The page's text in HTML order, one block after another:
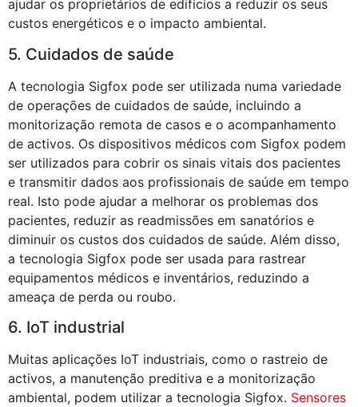
ajudar os proprietários de edifícios a reduzir os seus
custos energéticos e o impacto ambiental.
5. Cuidados de saúde
A tecnologia Sigfox pode ser utilizada numa variedade
de operações de cuidados de saúde, incluindo a
monitorização remota de casos e o acompanhamento
de activos. Os dispositivos médicos com Sigfox podem
ser utilizados para cobrir os sinais vitais dos pacientes
e transmitir dados aos profissionais de saúde em tempo
real. Isto pode ajudar a melhorar os problemas dos
pacientes, reduzir as readmissões em sanatórios e
diminuir os custos dos cuidados de saúde. Além disso,
a tecnologia Sigfox pode ser usada para rastrear
equipamentos médicos e inventários, reduzindo a
ameaça de perda ou roubo.
6. IoT industrial
Muitas aplicações IoT industriais, como o rastreio de
activos, a manutenção preditiva e a monitorização
ambiental, podem utilizar a tecnologia Sigfox. Sensores